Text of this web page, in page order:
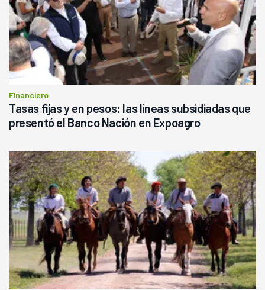
Financiero
Tasas fijas y en pesos: las líneas subsidiadas que
presentó el Banco Nación en Expoagro